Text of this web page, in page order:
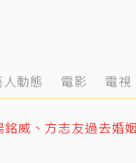
人動態 電影 電視